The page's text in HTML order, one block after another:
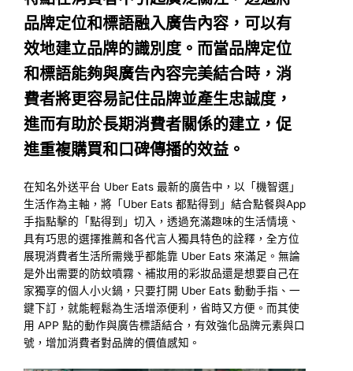
品牌定位和標語融入廣告內容，可以有
效地建立品牌的識別度。而當品牌定位
和標語能夠與廣告內容完美結合時，消
費者將更容易記住品牌並產生忠誠度，
進而有助於長期消費者關係的建立，促
進重複購買和口碑傳播的效益。
在知名外送平台 Uber Eats 最新的廣告中，以「機智選」
生活作為主軸，將「Uber Eats 都點得到」結合點餐與App
手指點擊的「點得到」切入，透過充滿趣味的生活情境、
具有巧思的選擇推薦和各代言人獨具特色的詮釋，全方位
展現消費者生活所需幾乎都能靠 Uber Eats 來滿足。無論
是外出需要的防蚊噴霧、補妝用的彩妝品還是想要自己在
家獨享的個人小火鍋，只要打開 Uber Eats 動動手指、一
鍵下訂，就能輕鬆為生活增添便利，省時又方便。而其使
用 APP 點的動作與廣告標語結合，有效強化品牌元素與口
號，增加消費者對品牌的價值感知。